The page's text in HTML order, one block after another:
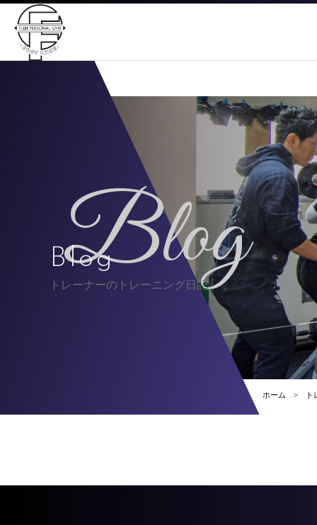
Blog
Blog
トレーナーのトレーニング日記
ホーム